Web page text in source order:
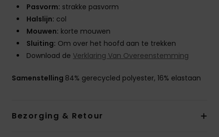
Pasvorm: strakke pasvorm
Halslijn: col
Mouwen: korte mouwen
Sluiting: Om over het hoofd aan te trekken
Download de Verklaring Van Overeenstemming
Samenstelling 84% gerecycled polyester, 16% elastaan
Bezorging & Retour